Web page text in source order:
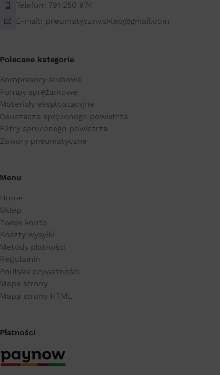
Telefon: 791 250 974
E-mail: pneumatyczny.sklep@gmail.com
Polecane kategorie
Kompresory śrubowe
Pompy sprężarkowe
Materiały eksploatacyjne
Osuszacze sprężonego powietrza
Filtry sprężonego powietrza
Zawory pneumatyczne
Menu
Home
Sklep
Twoje konto
Koszty wysyłki
Metody płatności
Regulamin
Polityka prywatności
Mapa strony
Mapa strony HTML
Płatności